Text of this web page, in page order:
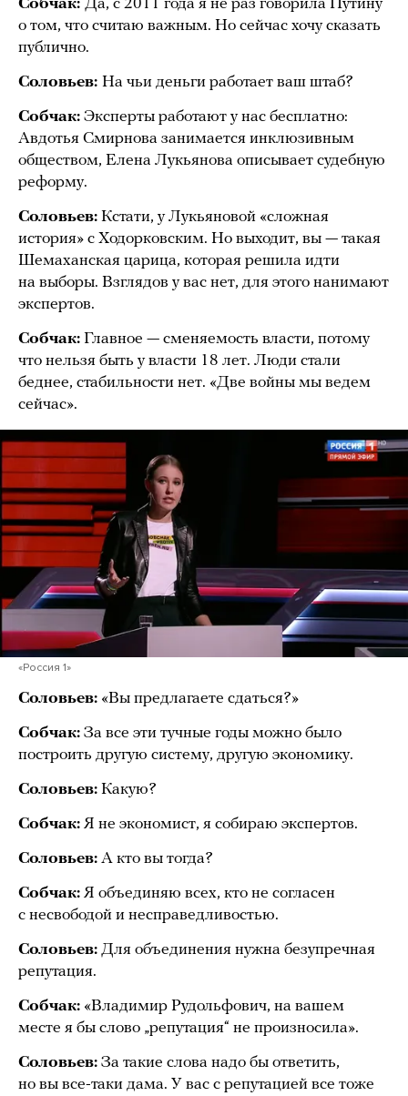
Собчак: Да, с 2011 года я не раз говорила Путину
о том, что считаю важным. Но сейчас хочу сказать
публично.
Соловьев: На чьи деньги работает ваш штаб?
Собчак: Эксперты работают у нас бесплатно:
Авдотья Смирнова занимается инклюзивным
обществом, Елена Лукьянова описывает судебную
реформу.
Соловьев: Кстати, у Лукьяновой «сложная
история» с Ходорковским. Но выходит, вы — такая
Шемаханская царица, которая решила идти
на выборы. Взглядов у вас нет, для этого нанимают
экспертов.
Собчак: Главное — сменяемость власти, потому
что нельзя быть у власти 18 лет. Люди стали
беднее, стабильности нет. «Две войны мы ведем
сейчас».
«Россия 1»
Соловьев: «Вы предлагаете сдаться?»
Собчак: За все эти тучные годы можно было
построить другую систему, другую экономику.
Соловьев: Какую?
Собчак: Я не экономист, я собираю экспертов.
Соловьев: А кто вы тогда?
Собчак: Я объединяю всех, кто не согласен
с несвободой и несправедливостью.
Соловьев: Для объединения нужна безупречная
репутация.
Собчак: «Владимир Рудольфович, на вашем
месте я бы слово „репутация“ не произносила».
Соловьев: За такие слова надо бы ответить,
но вы все-таки дама. У вас с репутацией все тоже